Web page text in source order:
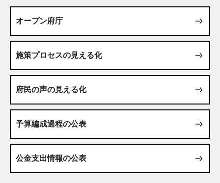
オープン府庁
施策プロセスの見える化
府民の声の見える化
予算編成過程の公表
公金支出情報の公表